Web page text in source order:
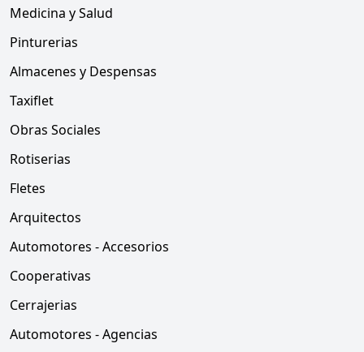
Medicina y Salud
Pinturerias
Almacenes y Despensas
Taxiflet
Obras Sociales
Rotiserias
Fletes
Arquitectos
Automotores - Accesorios
Cooperativas
Cerrajerias
Automotores - Agencias